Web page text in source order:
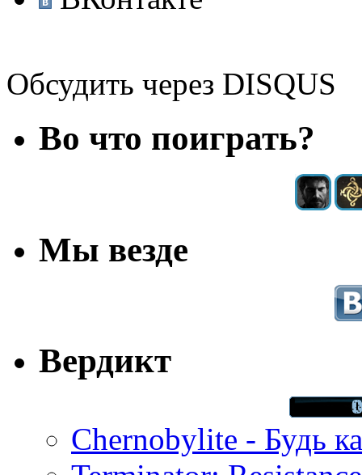
Обсудить через DISQUS
Во что поиграть?
Мы везде
Вердикт
Chernobylite - Будь